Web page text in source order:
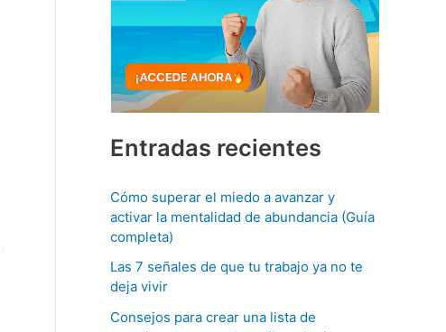
Entradas recientes
Cómo superar el miedo a avanzar y
activar la mentalidad de abundancia (Guía
completa)
Las 7 señales de que tu trabajo ya no te
deja vivir
Consejos para crear una lista de